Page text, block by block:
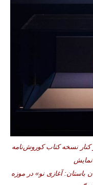
نسخه کتاب کوروش‌نامه
باستان: آغازی نو» در موزه